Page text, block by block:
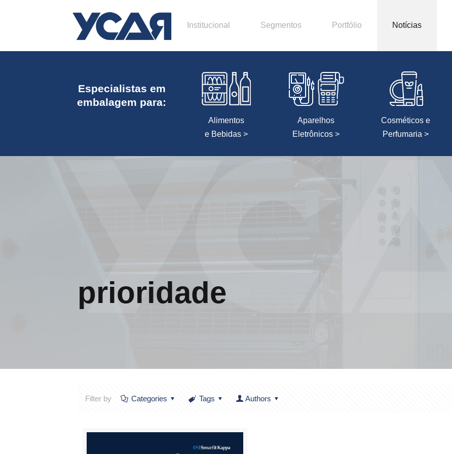
Institucional Segmentos Portfólio Notícias
Especialistas em
embalagem para:
Alimentos
e Bebidas >
Aparelhos
Eletrônicos >
Cosméticos e
Perfumaria >
prioridade
Filter by Categories Tags Authors